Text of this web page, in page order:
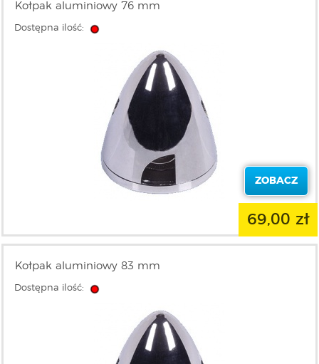
Kołpak aluminiowy 76 mm
Dostępna ilość:
ZOBACZ
69,00 zł
Kołpak aluminiowy 83 mm
Dostępna ilość: